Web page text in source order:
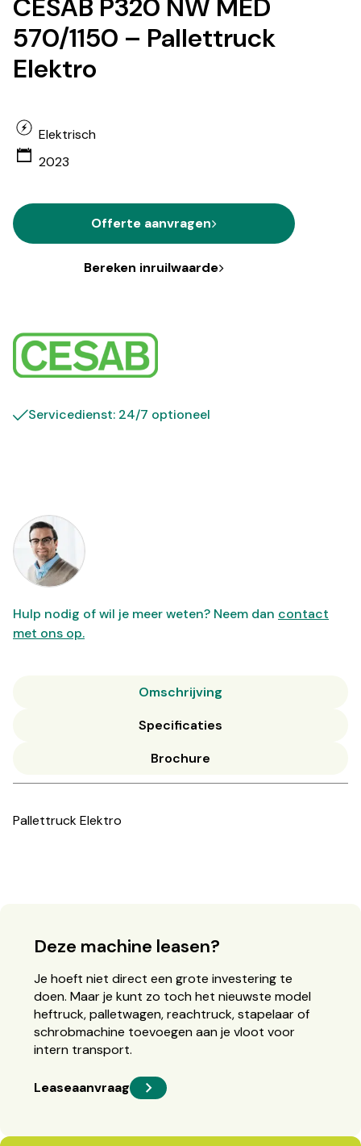
CESAB P320 NW MED
570/1150 – Pallettruck
Elektro
Elektrisch
2023
Offerte aanvragen
Bereken inruilwaarde
Servicedienst: 24/7 optioneel
Hulp nodig of wil je meer weten? Neem dan contact
met ons op.
Omschrijving
Specificaties
Brochure
Pallettruck Elektro
Deze machine leasen?
Je hoeft niet direct een grote investering te
doen. Maar je kunt zo toch het nieuwste model
heftruck, palletwagen, reachtruck, stapelaar of
schrobmachine toevoegen aan je vloot voor
intern transport.
Leaseaanvraag